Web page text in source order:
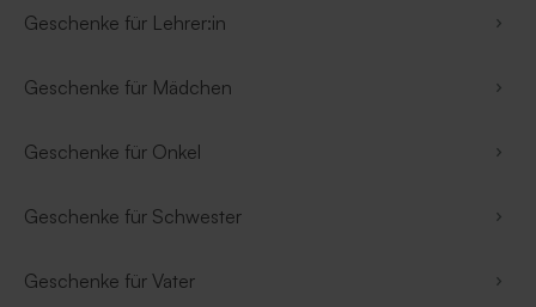
Geschenke für Lehrer:in
Geschenke für Mädchen
Geschenke für Onkel
Geschenke für Schwester
Geschenke für Vater